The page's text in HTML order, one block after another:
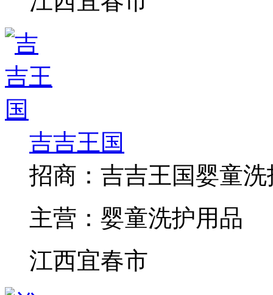
吉吉王国
招商： 吉吉王国婴童
主营： 婴童洗护用品
江西宜春市